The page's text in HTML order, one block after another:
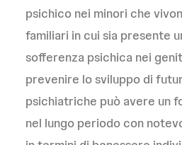
psichico nei minori che
familiari in cui sia presente
sofferenza psichica nei
prevenire lo sviluppo di
psichiatriche può avere un
nel lungo periodo con